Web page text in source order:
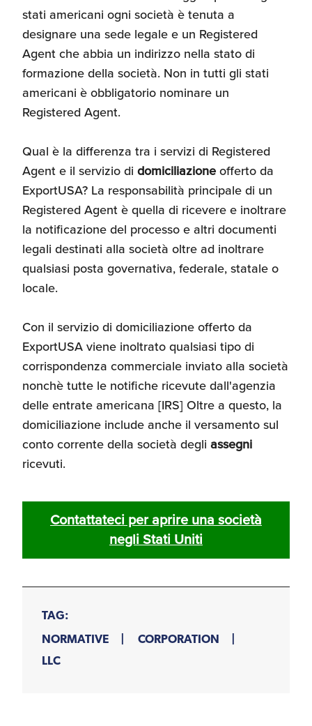
Media
Recensioni delle
aziende italiane
assistite da ExportUSA
Comunicazione
Internazionalizzazione
e Accesso al Mercato
negli Stati Uniti
Ricerche di Mercato
Ricerca Personale e
Gestione Risorse
Umane
stati americani ogni società è tenuta a
designare una sede legale e un Registered
Agent che abbia un indirizzo nella stato di
formazione della società. Non in tutti gli stati
americani è obbligatorio nominare un
Registered Agent.
Qual è la differenza tra i servizi di Registered
Agent e il servizio di domiciliazione offerto da
ExportUSA? La responsabilità principale di un
Registered Agent è quella di ricevere e inoltrare
la notificazione del processo e altri documenti
legali destinati alla società oltre ad inoltrare
qualsiasi posta governativa, federale, statale o
locale.
Con il servizio di domiciliazione offerto da
ExportUSA viene inoltrato qualsiasi tipo di
corrispondenza commerciale inviato alla società
nonchè tutte le notifiche ricevute dall'agenzia
delle entrate americana [IRS] Oltre a questo, la
domiciliazione include anche il versamento sul
conto corrente della società degli assegni
ricevuti.
Contattateci per aprire una società
negli Stati Uniti
TAG:
NORMATIVE
CORPORATION
LLC